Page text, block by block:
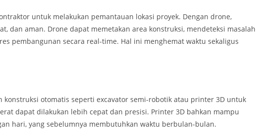
untuk melakukan pemantauan lokasi proyek. Dengan drone,
dan aman. Drone dapat memetakan area konstruksi, mendeteksi masalah
pembangunan secara real-time. Hal ini menghemat waktu sekaligus
konstruksi otomatis seperti excavator semi-robotik atau printer 3D untuk
dapat dilakukan lebih cepat dan presisi. Printer 3D bahkan mampu
hari, yang sebelumnya membutuhkan waktu berbulan-bulan.